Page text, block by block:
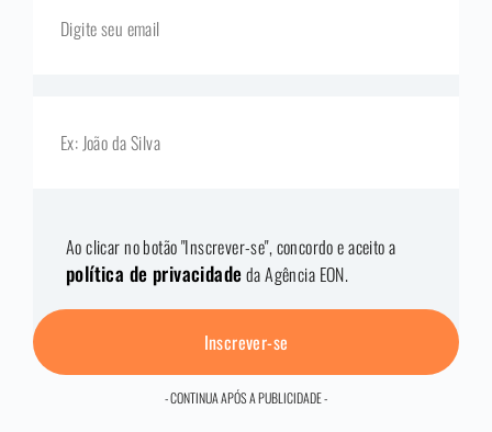
Ao clicar no botão "Inscrever-se", concordo e aceito a
política de privacidadeda Agência EON.
Inscrever-se
- CONTINUA APÓS A PUBLICIDADE -